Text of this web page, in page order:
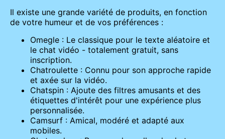
Il existe une grande variété de produits, en fonction
de votre humeur et de vos préférences :
Omegle : Le classique pour le texte aléatoire et
le chat vidéo - totalement gratuit, sans
inscription.
Chatroulette : Connu pour son approche rapide
et axée sur la vidéo.
Chatspin : Ajoute des filtres amusants et des
étiquettes d'intérêt pour une expérience plus
personnalisée.
Camsurf : Amical, modéré et adapté aux
mobiles.